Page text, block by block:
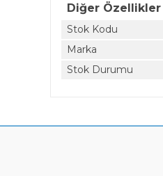
Diğer Özellikler
Stok Kodu
Marka
Stok Durumu